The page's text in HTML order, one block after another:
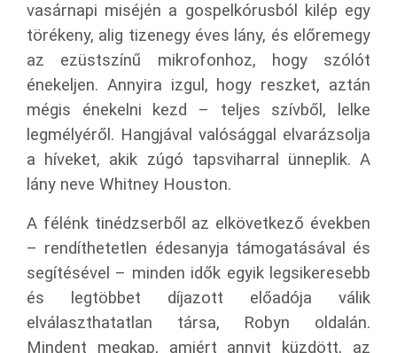
vasárnapi miséjén a gospelkórusból kilép egy
törékeny, alig tizenegy éves lány, és előremegy
az ezüstszínű mikrofonhoz, hogy szólót
énekeljen. Annyira izgul, hogy reszket, aztán
mégis énekelni kezd – teljes szívből, lelke
legmélyéről. Hangjával valósággal elvarázsolja
a híveket, akik zúgó tapsviharral ünneplik. A
lány neve Whitney Houston.
A félénk tinédzserből az elkövetkező években
– rendíthetetlen édesanyja támogatásával és
segítésével – minden idők egyik legsikeresebb
és legtöbbet díjazott előadója válik
elválaszthatatlan társa, Robyn oldalán.
Mindent megkap, amiért annyit küzdött, az